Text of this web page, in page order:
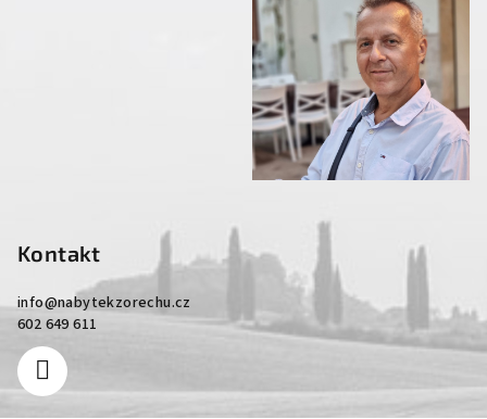
Kontakt
info@nabytekzorechu.cz
602 649 611